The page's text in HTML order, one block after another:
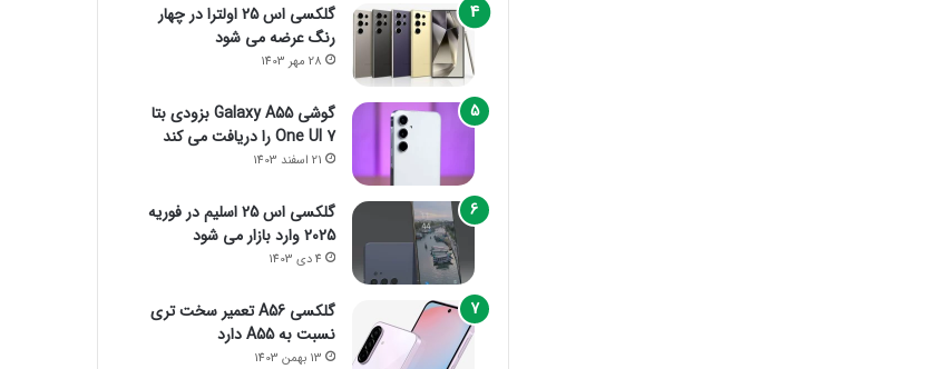
گلکسی اس 25 اولترا در چهار
رنگ عرضه می شود
28 مهر 1403
گوشی Galaxy A55 بزودی بتا
One UI 7 را دریافت می کند
21 اسفند 1403
گلکسی اس 25 اسلیم در فوریه
2025 وارد بازار می شود
4 دی 1403
گلکسی A56 تعمیر سخت تری
نسبت به A55 دارد
13 بهمن 1403